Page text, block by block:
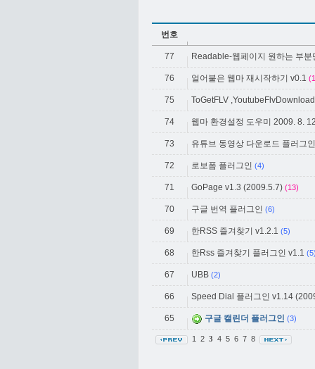
번호
77 Readable-웹페이지 원하는 부분
76 얼어붙은 웹마 재시작하기 v0.1
75 ToGetFLV
74 웹마 환경설정 도우미 2009. 8.
73 유튜브 동영상 다운로드 플러그인
72 로보폼 플러그인 (4)
71 GoPage v1.3 (2009.5.7) (13)
70 구글 번역 플러그인 (6)
69 한RSS 즐겨찾기 v1.2.1 (5)
68 한Rss 즐겨찾기 플러그인 v1.1
67 UBB (2)
66 Speed Dial 플러그인 v1.14
65 구글 캘린더 플러그인 (3)
1 2 3 4 5 6 7 8